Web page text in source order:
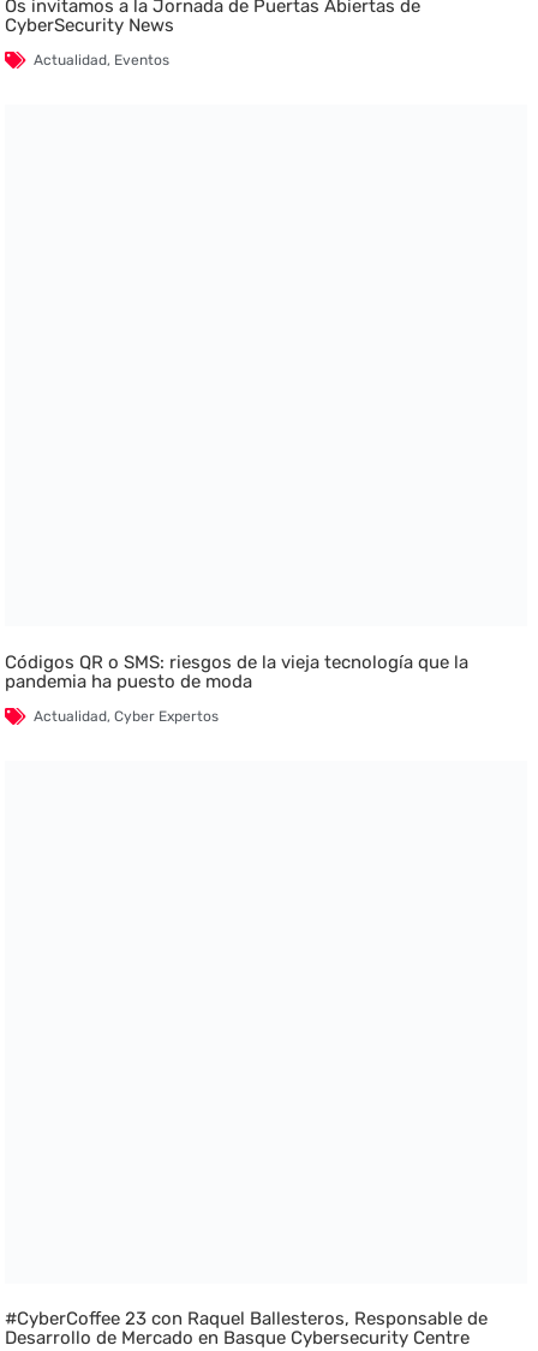
Os invitamos a la Jornada de Puertas Abiertas de
CyberSecurity News
Actualidad, Eventos
Códigos QR o SMS: riesgos de la vieja tecnología que la
pandemia ha puesto de moda
Actualidad,Cyber Expertos
#CyberCoffee 23 con Raquel Ballesteros, Responsable de
Desarrollo de Mercado en Basque Cybersecurity Centre